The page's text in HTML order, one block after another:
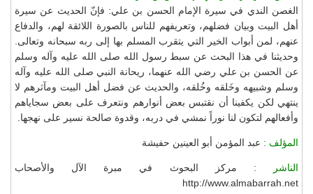
الغصن الندي في سيرة الإمام الحسن بن علي: فإنّ الحديث عن سيرة
أهل البيت وبيان فضلهم، وتعريفهم للناس بالصورة اللائقة لهم، والدفاع
عنهم، لمن أبواب الخير التي يتقرب المسلم بها إلى ربه سبحانه وتعالى.
وحديثنا في هذا البحث عن سبط رسول الله صلى الله عليه وآله وسلم
عن الحسن بن علي رضي الله عنهما، ريحانة النبي صلى الله عليه وآله
وسلم وشبيهه وخَلقه وخُلقه، والحديث عن فضل أهل البيت ومآثرهم لا
ينتهي لكن يكفينا أن نقتبس بعض أنوارهم ونتعرف على بعض سجاياهم
وأفعالهم لتكون لنا نوراً نمشي في دربه، وقدوة صالحة نسير على نهجها.
المؤلف : عبد المؤمن أبو العينين حفيشة
الناشر : مركز البحوث في مبرة الآل والأصحاب
http://www.almabarrah.net